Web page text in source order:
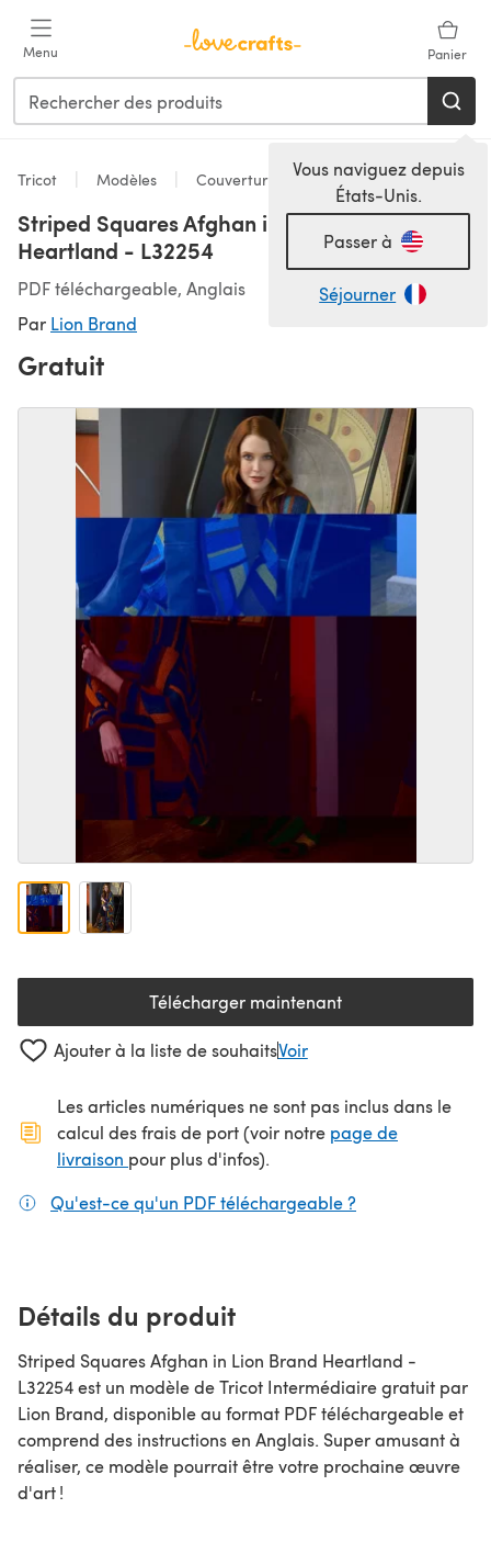
Menu Panier
Vous naviguez depuis
États-Unis.
Passer à
Séjourner
Tricot Modèles Couvertures
Striped Squares Afghan in Lion Brand
Heartland - L32254
PDF téléchargeable, Anglais
Par Lion Brand
Gratuit
Télécharger maintenant(s'ouvre dans un nouvel
Ajouter à la liste de souhaitsVoir
Les articles numériques ne sont pas inclus dans le
calcul des frais de port (voir notre page de
livraison (s'ouvre dans un nouvel onglet)
pour plus d'infos).
Qu'est-ce qu'un PDF téléchargeable ?
Détails du produit
Striped Squares Afghan in Lion Brand Heartland -
L32254 est un modèle de Tricot Intermédiaire gratuit par
Lion Brand, disponible au format PDF téléchargeable et
comprend des instructions en Anglais. Super amusant à
réaliser, ce modèle pourrait être votre prochaine œuvre
d'art !